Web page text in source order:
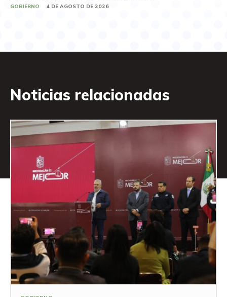
GOBIERNO 4 DE AGOSTO DE 2026
Noticias relacionadas